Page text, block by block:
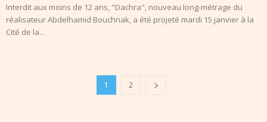
Interdit aux moins de 12 ans, "Dachra", nouveau long-métrage du
réalisateur Abdelhamid Bouchnak, a été projeté mardi 15 janvier à la
Cité de la...
1 2